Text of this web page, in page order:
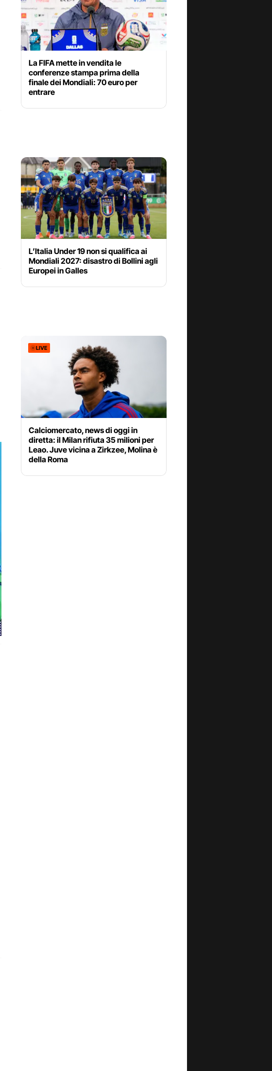
La FIFA mette in vendita le
conferenze stampa prima della
finale dei Mondiali: 70 euro per
entrare
L’Italia Under 19 non si qualifica ai
Mondiali 2027: disastro di Bollini agli
Europei in Galles
LIVE
Calciomercato, news di oggi in
diretta: il Milan rifiuta 35 milioni per
Leao. Juve vicina a Zirkzee, Molina è
della Roma